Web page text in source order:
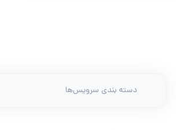
دسته بندی سرویس‌ها